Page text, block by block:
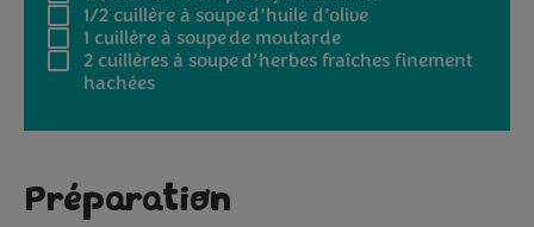
1/2 cuillèreà soupe d’huile d’olive
1 cuillèreà soupe de moutarde
2 cuillèresà soupe d’herbes fraîches finement
hachées
Préparation